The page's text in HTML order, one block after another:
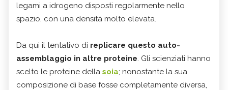
legami a idrogeno disposti regolarmente nello
spazio, con una densità molto elevata.
Da qui il tentativo di replicare questo auto-
assemblaggio in altre proteine. Gli scienziati hanno
scelto le proteine della soia; nonostante la sua
composizione di base fosse completamente diversa,